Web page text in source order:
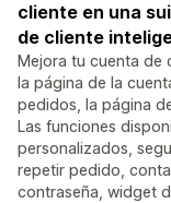
cliente en una
de cliente
Mejora tu cuenta de
la página de la
pedidos, la página
Las funciones
personalizados,
repetir pedido,
contraseña, widget